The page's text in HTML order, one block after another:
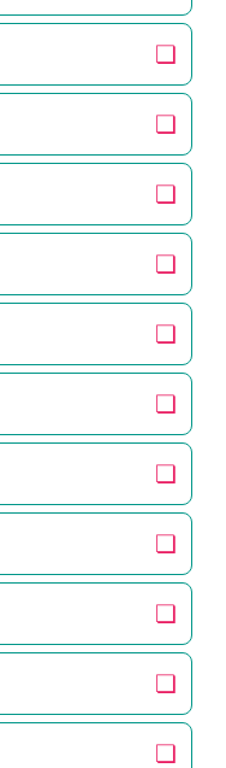
❏
❏
❏
❏
❏
❏
❏
❏
❏
❏
❏